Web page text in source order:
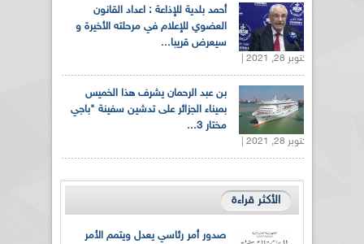
أحمد بلدية للإذاعة : اعداد القانون
العضوي للإعلام في مرحلته الأخيرة و
سيعرض قريبا...
أكتوبر 28, 2021 |
بن عبد الرحمان يشرف هذا الخميس
بميناء الجزائر على تدشين سفينة "باجي
مختار 3...
أكتوبر 28, 2021 |
الأكثر قراءة
صدور أمر رئاسي يعدل ويتمم الأمر